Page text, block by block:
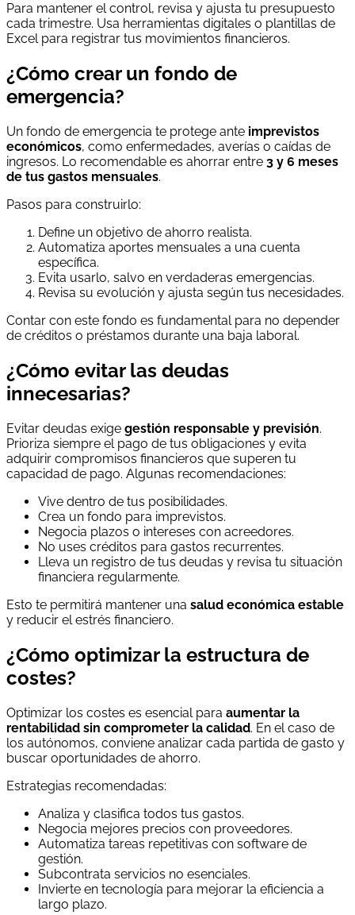
Para mantener el control, revisa y ajusta tu presupuesto
cada trimestre. Usa herramientas digitales o plantillas de
Excel para registrar tus movimientos financieros.
¿Cómo crear un fondo de
emergencia?
Un fondo de emergencia te protege ante imprevistos
económicos, como enfermedades, averías o caídas de
ingresos. Lo recomendable es ahorrar entre 3 y 6 meses
de tus gastos mensuales.
Pasos para construirlo:
Define un objetivo de ahorro realista.
Automatiza aportes mensuales a una cuenta
específica.
Evita usarlo, salvo en verdaderas emergencias.
Revisa su evolución y ajusta según tus necesidades.
Contar con este fondo es fundamental para no depender
de créditos o préstamos durante una baja laboral.
¿Cómo evitar las deudas
innecesarias?
Evitar deudas exige gestión responsable y previsión.
Prioriza siempre el pago de tus obligaciones y evita
adquirir compromisos financieros que superen tu
capacidad de pago. Algunas recomendaciones:
Vive dentro de tus posibilidades.
Crea un fondo para imprevistos.
Negocia plazos o intereses con acreedores.
No uses créditos para gastos recurrentes.
Lleva un registro de tus deudas y revisa tu situación
financiera regularmente.
Esto te permitirá mantener una salud económica estable
y reducir el estrés financiero.
¿Cómo optimizar la estructura de
costes?
Optimizar los costes es esencial para aumentar la
rentabilidad sin comprometer la calidad. En el caso de
los autónomos, conviene analizar cada partida de gasto y
buscar oportunidades de ahorro.
Estrategias recomendadas:
Analiza y clasifica todos tus gastos.
Negocia mejores precios con proveedores.
Automatiza tareas repetitivas con software de
gestión.
Subcontrata servicios no esenciales.
Invierte en tecnología para mejorar la eficiencia a
largo plazo.